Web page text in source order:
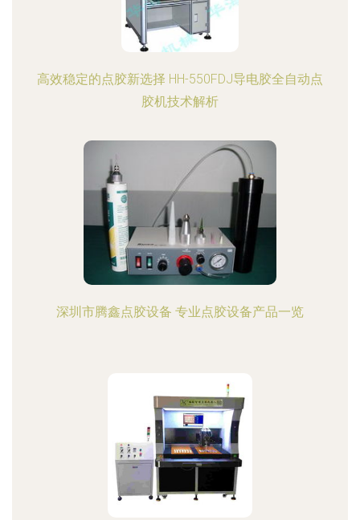
高效稳定的点胶新选择 HH-550FDJ导电胶全自动点
胶机技术解析
深圳市腾鑫点胶设备 专业点胶设备产品一览